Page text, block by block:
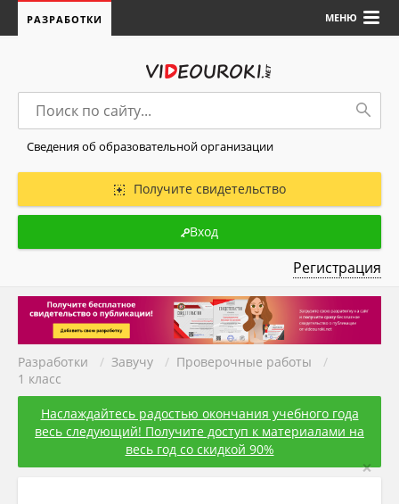
МЕНЮ
РАЗРАБОТКИ
Сведения об образовательной организации
Получите свидетельство
Вход
Регистрация
Разработки / Завучу / Проверочные работы
/
1 класс
Наслаждайтесь радостью окончания учебного года
весь следующий! Получите доступ к материалами на
весь год со скидкой 90%
×